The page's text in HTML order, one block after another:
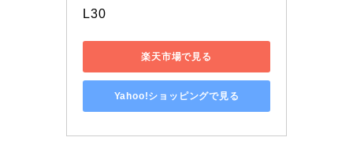
L30
楽天市場で見る
Yahoo!ショッピングで見る